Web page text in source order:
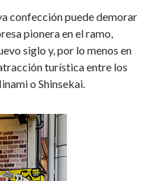
confección puede demorar
pionera en el ramo,
siglo y, por lo menos en
turística entre los
o Shinsekai.